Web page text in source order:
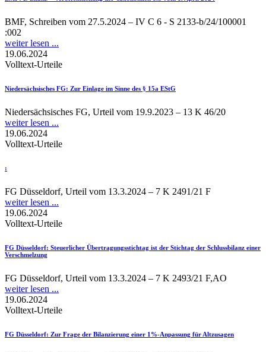
BMF, Schreiben vom 27.5.2024 – IV C 6 - S 2133-b/24/100001
:002
weiter lesen ...
19.06.2024
Volltext-Urteile
Niedersächsisches FG: Zur Einlage im Sinne des § 15a EStG
Niedersächsisches FG, Urteil vom 19.9.2023 – 13 K 46/20
weiter lesen ...
19.06.2024
Volltext-Urteile
:
FG Düsseldorf, Urteil vom 13.3.2024 – 7 K 2491/21 F
weiter lesen ...
19.06.2024
Volltext-Urteile
FG Düsseldorf: Steuerlicher Übertragungsstichtag ist der Stichtag der Schlussbilanz einer
Verschmelzung
FG Düsseldorf, Urteil vom 13.3.2024 – 7 K 2493/21 F,AO
weiter lesen ...
19.06.2024
Volltext-Urteile
FG Düsseldorf: Zur Frage der Bilanzierung einer 1%-Anpassung für Altzusagen